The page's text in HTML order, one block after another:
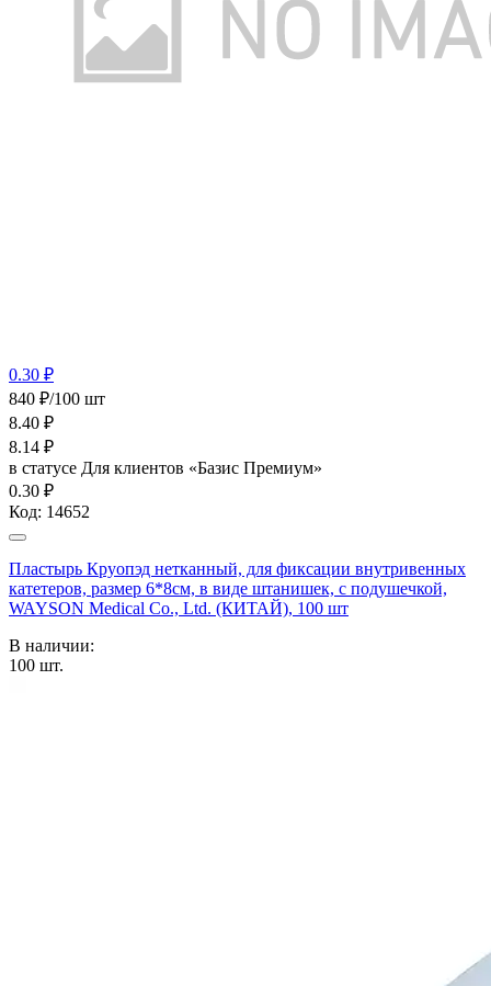
0.30 ₽
840 ₽/100 шт
8.40 ₽
8.14 ₽
в статусе Для клиентов «Базис Премиум»
0.30 ₽
Код: 14652
Пластырь Круопэд нетканный, для фиксации внутривенных
катетеров, размер 6*8см, в виде штанишек, с подушечкой,
WAYSON Medical Co., Ltd. (КИТАЙ), 100 шт
В наличии:
100 шт.